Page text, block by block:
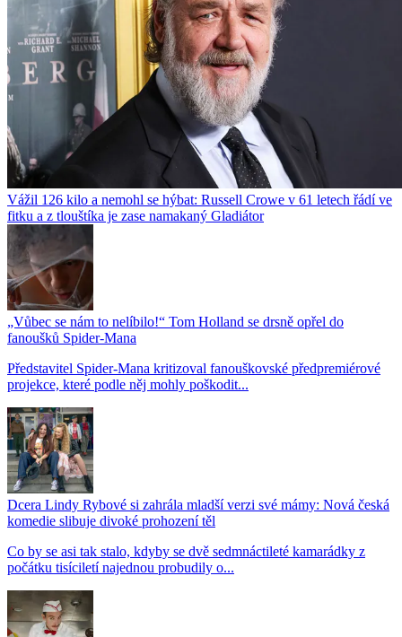
Vážil 126 kilo a nemohl se hýbat: Russell Crowe v 61 letech řádí ve
fitku a z tlouštíka je zase namakaný Gladiátor
„Vůbec se nám to nelíbilo!“ Tom Holland se drsně opřel do
fanoušků Spider-Mana
Představitel Spider-Mana kritizoval fanouškovské předpremiérové
projekce, které podle něj mohly poškodit...
Dcera Lindy Rybové si zahrála mladší verzi své mámy: Nová česká
komedie slibuje divoké prohození těl
Co by se asi tak stalo, kdyby se dvě sedmnáctileté kamarádky z
počátku tisíciletí najednou probudily o...